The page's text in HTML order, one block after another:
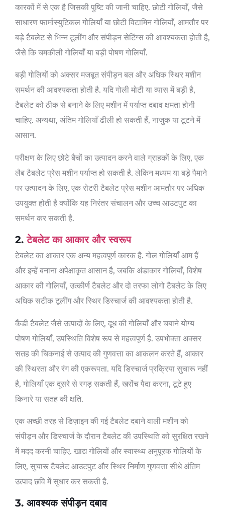
कारकों में से एक है जिसकी पुष्टि की जानी चाहिए. छोटी गोलियाँ, जैसे
साधारण फार्मास्युटिकल गोलियाँ या छोटी विटामिन गोलियाँ, आमतौर पर
बड़े टैबलेट से भिन्न टूलींग और संपीड़न सेटिंग्स की आवश्यकता होती है,
जैसे कि चमकीली गोलियाँ या बड़ी पोषण गोलियाँ.
बड़ी गोलियों को अक्सर मजबूत संपीड़न बल और अधिक स्थिर मशीन
समर्थन की आवश्यकता होती है. यदि गोली मोटी या व्यास में बड़ी है,
टैबलेट को ठीक से बनाने के लिए मशीन में पर्याप्त दबाव क्षमता होनी
चाहिए. अन्यथा, अंतिम गोलियाँ ढीली हो सकती हैं, नाजुक या टूटने में
आसान.
परीक्षण के लिए छोटे बैचों का उत्पादन करने वाले ग्राहकों के लिए, एक
लैब टैबलेट प्रेस मशीन पर्याप्त हो सकती है. लेकिन मध्यम या बड़े पैमाने
पर उत्पादन के लिए, एक रोटरी टैबलेट प्रेस मशीन आमतौर पर अधिक
उपयुक्त होती है क्योंकि यह निरंतर संचालन और उच्च आउटपुट का
समर्थन कर सकती है.
2.टेबलेट का आकार और स्वरूप
टेबलेट का आकार एक अन्य महत्वपूर्ण कारक है. गोल गोलियाँ आम हैं
और इन्हें बनाना अपेक्षाकृत आसान है, जबकि अंडाकार गोलियाँ, विशेष
आकार की गोलियाँ, उत्कीर्ण टैबलेट और दो तरफा लोगो टैबलेट के लिए
अधिक सटीक टूलींग और स्थिर डिस्चार्ज की आवश्यकता होती है.
कैंडी टैबलेट जैसे उत्पादों के लिए, दूध की गोलियाँ और चबाने योग्य
पोषण गोलियाँ, उपस्थिति विशेष रूप से महत्वपूर्ण है. उपभोक्ता अक्सर
सतह की चिकनाई से उत्पाद की गुणवत्ता का आकलन करते हैं, आकार
की स्थिरता और रंग की एकरूपता. यदि डिस्चार्ज प्रक्रिया सुचारू नहीं
है, गोलियाँ एक दूसरे से रगड़ सकती हैं, खरोंच पैदा करना, टूटे हुए
किनारे या सतह की क्षति.
एक अच्छी तरह से डिज़ाइन की गई टैबलेट दबाने वाली मशीन को
संपीड़न और डिस्चार्ज के दौरान टैबलेट की उपस्थिति को सुरक्षित रखने
में मदद करनी चाहिए. खाद्य गोलियों और स्वास्थ्य अनुपूरक गोलियों के
लिए, सुचारू टैबलेट आउटपुट और स्थिर निर्माण गुणवत्ता सीधे अंतिम
उत्पाद छवि में सुधार कर सकती है.
3. आवश्यक संपीड़न दबाव